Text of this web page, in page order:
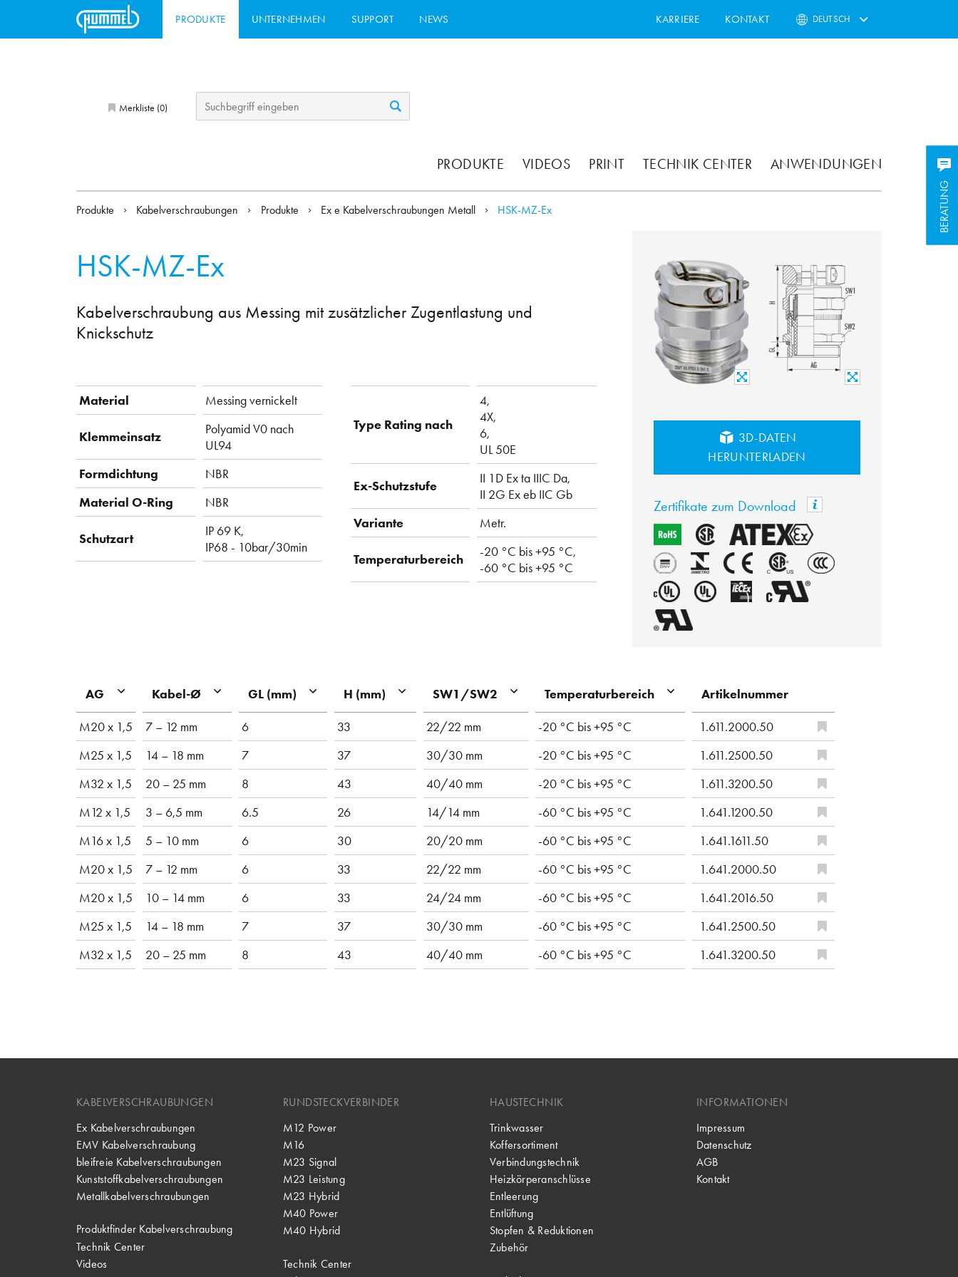
PRODUKTE UNTERNEHMEN SUPPORT NEWS KARRIERE KONTAKT DEUTSCH
Merkliste (0)
PRODUKTE VIDEOS PRINT TECHNIK CENTER ANWENDUNGEN
BERATUNG
BERATUNG
Produkte Kabelverschraubungen Produkte Ex e Kabelverschraubungen Metall HSK-MZ-Ex
HSK-MZ-Ex
Kabelverschraubung aus Messing mit zusätzlicher Zugentlastung und
Knickschutz
Material Messing vernickelt
Klemmeinsatz
Polyamid V0 nach
UL94
Formdichtung
NBR
Material O-Ring
NBR
Schutzart
IP 69 K,
IP68 - 10bar/30min
Type Rating nach
4,
4X,
6,
UL 50E
Ex-Schutzstufe
II 1D Ex ta IIIC Da,
II 2G Ex eb IIC Gb
Variante
Metr.
Temperaturbereich
-20 °C bis +95 °C,
-60 °C bis +95 °C
3D-DATEN
HERUNTERLADEN
Zertifikate zum Download
AG Kabel-Ø GL (mm) H (mm) SW1/SW2 Temperaturbereich Artikelnummer
M20 x 1,5 7 – 12 mm 6 33 22/22 mm -20 °C bis +95 °C
1.611.2000.50
M25 x 1,5
14 – 18 mm 7 37 30/30 mm -20 °C bis +95 °C
1.611.2500.50
M32 x 1,5
20 – 25 mm 8 43 40/40 mm -20 °C bis +95 °C
1.611.3200.50
M12 x 1,5
3 – 6,5 mm 6.5 26 14/14 mm -60 °C bis +95 °C
1.641.1200.50
M16 x 1,5
5 – 10 mm 6 30 20/20 mm -60 °C bis +95 °C
1.641.1611.50
M20 x 1,5
7 – 12 mm 6 33 22/22 mm -60 °C bis +95 °C
1.641.2000.50
M20 x 1,5
10 – 14 mm 6 33 24/24 mm -60 °C bis +95 °C
1.641.2016.50
M25 x 1,5
14 – 18 mm 7 37 30/30 mm -60 °C bis +95 °C
1.641.2500.50
M32 x 1,5
20 – 25 mm 8 43 40/40 mm -60 °C bis +95 °C 1.641.3200.50
KABELVERSCHRAUBUNGEN
Ex Kabelverschraubungen
EMV Kabelverschraubung
bleifreie Kabelverschraubungen
Kunststoffkabelverschraubungen
Metallkabelverschraubungen
Produktfinder Kabelverschraubung
Technik Center
Videos
RUNDSTECKVERBINDER
M12 Power
M16
M23 Signal
M23 Leistung
M23 Hybrid
M40 Power
M40 Hybrid
Technik Center
HAUSTECHNIK
Trinkwasser
Koffersortiment
Verbindungstechnik
Heizkörperanschlüsse
Entleerung
Entlüftung
Stopfen & Reduktionen
Zubehör
INFORMATIONEN
Impressum
Datenschutz
AGB
Kontakt